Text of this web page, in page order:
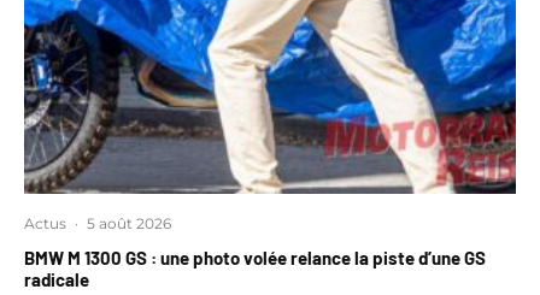
Actus · 5 août 2026
BMW M 1300 GS : une photo volée relance la piste d’une GS
radicale